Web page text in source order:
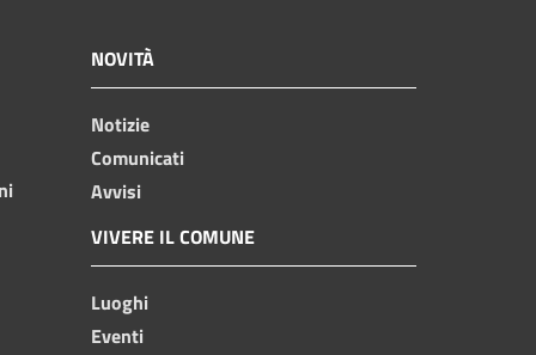
NOVITÀ
Notizie
Comunicati
Avvisi
VIVERE IL COMUNE
Luoghi
Eventi